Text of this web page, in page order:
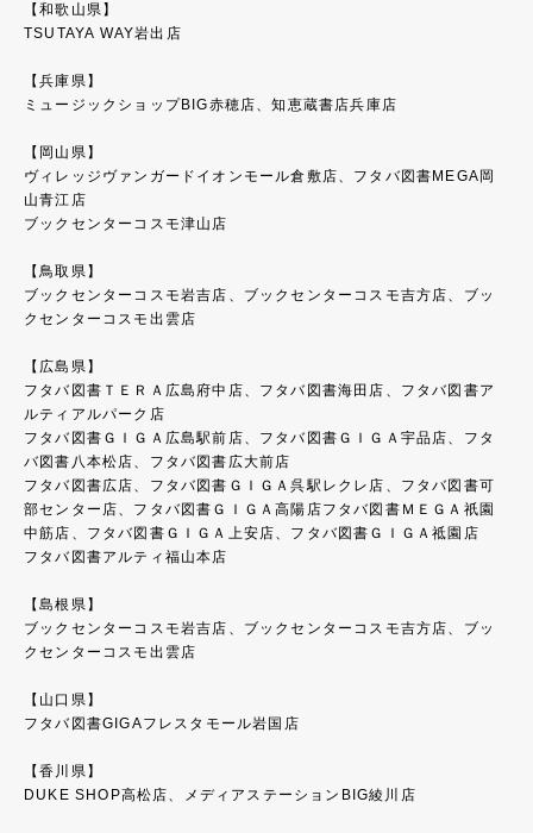
【和歌山県】
TSUTAYA WAY岩出店
【兵庫県】
ミュージックショップBIG赤穂店、知恵蔵書店兵庫店
【岡山県】
ヴィレッジヴァンガードイオンモール倉敷店、フタバ図書MEGA岡
山青江店
ブックセンターコスモ津山店
【鳥取県】
ブックセンターコスモ岩吉店、ブックセンターコスモ吉方店、ブッ
クセンターコスモ出雲店
【広島県】
フタバ図書ＴＥＲＡ広島府中店、フタバ図書海田店、フタバ図書ア
ルティアルパーク店
フタバ図書ＧＩＧＡ広島駅前店、フタバ図書ＧＩＧＡ宇品店、フタ
バ図書八本松店、フタバ図書広大前店
フタバ図書広店、フタバ図書ＧＩＧＡ呉駅レクレ店、フタバ図書可
部センター店、フタバ図書ＧＩＧＡ高陽店フタバ図書ＭＥＧＡ祇園
中筋店、フタバ図書ＧＩＧＡ上安店、フタバ図書ＧＩＧＡ祗園店
フタバ図書アルティ福山本店
【島根県】
ブックセンターコスモ岩吉店、ブックセンターコスモ吉方店、ブッ
クセンターコスモ出雲店
【山口県】
フタバ図書GIGAフレスタモール岩国店
【香川県】
DUKE SHOP高松店、メディアステーションBIG綾川店